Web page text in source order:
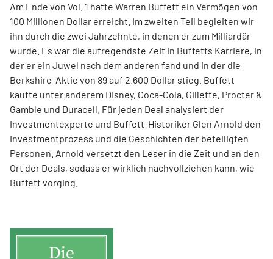
Am Ende von Vol. 1 hatte Warren Buffett ein Vermögen von
100 Millionen Dollar erreicht. Im zweiten Teil begleiten wir
ihn durch die zwei Jahrzehnte, in denen er zum Milliardär
wurde. Es war die aufregendste Zeit in Buffetts Karriere, in
der er ein Juwel nach dem anderen fand und in der die
Berkshire-Aktie von 89 auf 2.600 Dollar stieg. Buffett
kaufte unter anderem Disney, Coca-Cola, Gillette, Procter &
Gamble und Duracell. Für jeden Deal analysiert der
Investmentexperte und Buffett-­Historiker Glen Arnold den
Investmentprozess und die Geschichten der beteiligten
Personen. Arnold versetzt den Leser in die Zeit und an den
Ort der Deals, sodass er wirklich nachvollziehen kann, wie
Buffett vorging.